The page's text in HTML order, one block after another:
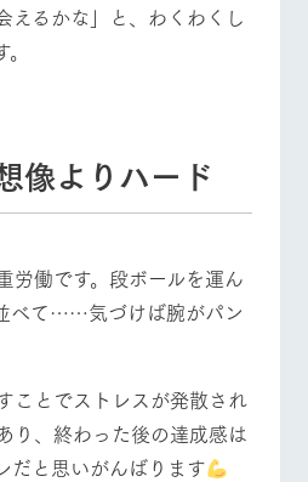
えるかな」と、わくわくし
像よりハード
労働です。段ボールを運ん
べて……気づけば腕がパン
ことでストレスが発散され
り、終わった後の達成感は
だと思いがんばります